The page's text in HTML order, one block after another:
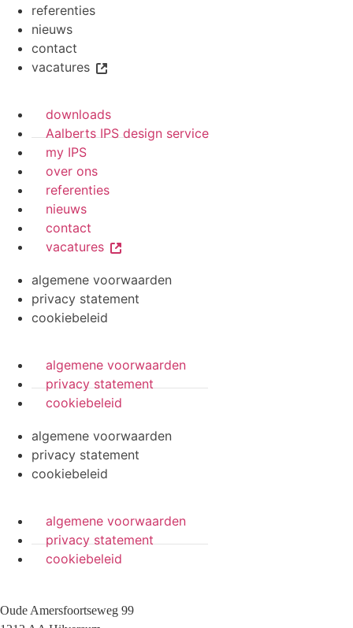
referenties
nieuws
contact
vacatures
downloads
Aalberts IPS design service
my IPS
over ons
referenties
nieuws
contact
vacatures
algemene voorwaarden
privacy statement
cookiebeleid
algemene voorwaarden
privacy statement
cookiebeleid
algemene voorwaarden
privacy statement
cookiebeleid
algemene voorwaarden
privacy statement
cookiebeleid
Oude Amersfoortseweg 99